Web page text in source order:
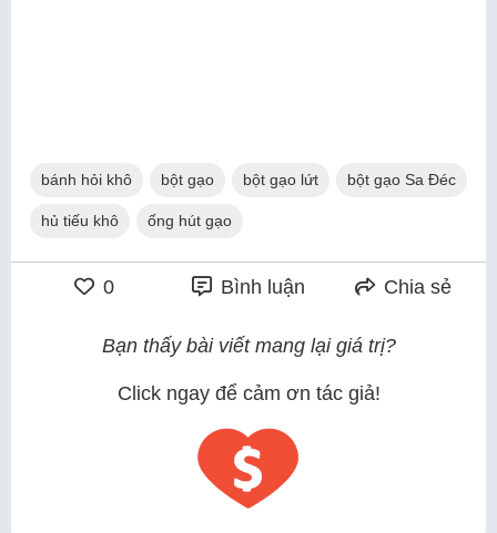
bánh hỏi khô bột gạo bột gạo lứt bột gạo Sa Đéc
hủ tiếu khô ống hút gạo
0 Bình luận Chia sẻ
Bạn thấy bài viết mang lại giá trị?
Click ngay để cảm ơn tác giả!